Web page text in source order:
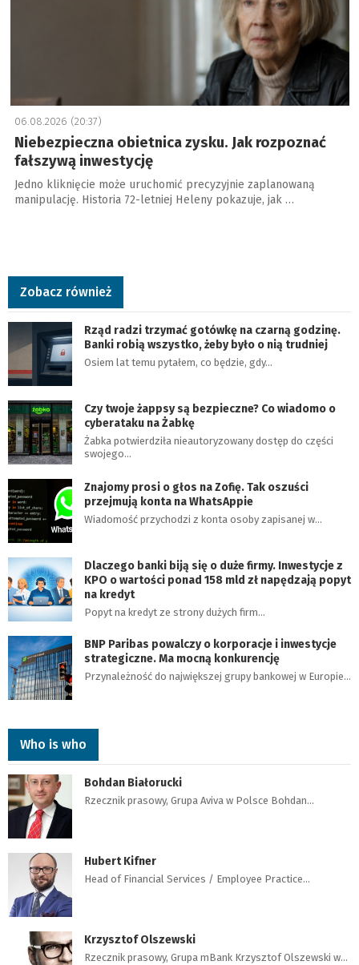
06.08.2026 (20:37)
Niebezpieczna obietnica zysku. Jak rozpoznać
fałszywą inwestycję
Jedno kliknięcie może uruchomić precyzyjnie zaplanowaną
manipulację. Historia 72-letniej Heleny pokazuje, jak …
Zobacz również
Rząd radzi trzymać gotówkę na czarną godzinę.
Banki robią wszystko, żeby było o nią trudniej
Osiem lat temu pytałem, co będzie, gdy…
Czy twoje żappsy są bezpieczne? Co wiadomo o
cyberataku na Żabkę
Żabka potwierdziła nieautoryzowany dostęp do części
swojego…
Znajomy prosi o głos na Zofię. Tak oszuści
przejmują konta na WhatsAppie
Wiadomość przychodzi z konta osoby zapisanej w…
Dlaczego banki biją się o duże firmy. Inwestycje z
KPO o wartości ponad 158 mld zł napędzają popyt
na kredyt
Popyt na kredyt ze strony dużych firm…
BNP Paribas powalczy o korporacje i inwestycje
strategiczne. Ma mocną konkurencję
Przynależność do największej grupy bankowej w Europie…
Who is who
Bohdan Białorucki
Rzecznik prasowy, Grupa Aviva w Polsce Bohdan…
Hubert Kifner
Head of Financial Services / Employee Practice…
Krzysztof Olszewski
Rzecznik prasowy, Grupa mBank Krzysztof Olszewski w…